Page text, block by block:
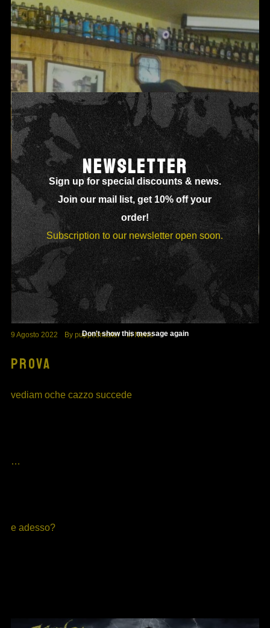
NEWSLETTER
Sign up for special discounts & news.
Join our mail list, get 10% off your
order!
Subscription to our newsletter open soon.
Don't show this message again
9 Agosto 2022 By puppetmaster In News
PROVA
vediam oche cazzo succede
…
e adesso?